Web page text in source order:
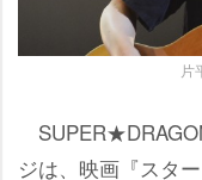
片
ジは、映画『スタ